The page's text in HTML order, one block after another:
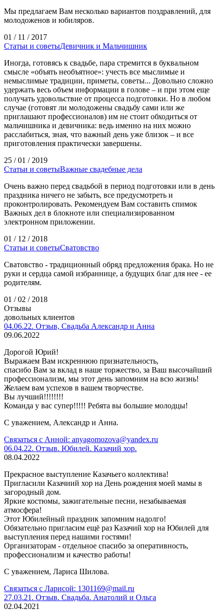
Мы предлагаем Вам несколько вариантов поздравлений, для
молодоженов и юбиляров.
01 / 11 / 2017
Статьи и советыДевичник и Мальчишник
Иногда, готовясь к свадьбе, пара стремится в буквальном
смысле «объять необъятное»: учесть все мыслимые и
немыслимые традиции, приметы, советы... Довольно сложно
удержать весь объем информации в голове – и при этом еще
получать удовольствие от процесса подготовки. Но в любом
случае (готовят ли молодожены свадьбу сами или же
приглашают профессионалов) им не стоит обходиться от
мальчишника и девичника: ведь именно на них можно
расслабиться, зная, что важный день уже близок – и все
приготовления практически завершены.
25 / 01 / 2019
Статьи и советыВажные свадебные дела
Очень важно перед свадьбой в период подготовки или в день
праздника ничего не забыть, все предусмотреть и
проконтролировать. Рекомендуем Вам составить спимок
Важных дел в блокноте или специализированном
электронном приложении.
01 / 12 / 2018
Статьи и советыСватовство
Сватовство - традиционный обряд предложения брака. Но не
руки и сердца самой избраннице, а будущих благ для нее - ее
родителям.
01 / 02 / 2018
Отзывы
довольных клиентов
04.06.22. Отзыв, Свадьба Александр и Анна
09.06.2022
Дорогой Юрий!
Выражаем Вам искреннюю признательность,
спасибо Вам за вклад в наше торжество, за Ваш высочайший
профессионализм, мы этот день запомним на всю жизнь!
Желаем вам успехов в вашем творчестве.
Вы лучший!!!!!!!!
Команда у вас супер!!!!! Ребята вы большие молодцы!
С уважением, Александр и Анна.
Связаться с Анной: anyagomozova@yandex.ru
06.04.22. Отзыв. Юбилей. Казачий хор.
08.04.2022
Прекрасное выступление Казачьего коллектива!
Пригласили Казачиий хор на День рождения моей мамы в
загородный дом.
Яркие костюмы, зажигательные песни, незабываемая
атмосфера!
Этот Юбилейный праздник запомним надолго!
Обязательно пригласим ещё раз Казачий хор на Юбилей для
выступления перед нашими гостями!
Организаторам - отдельное спасибо за оперативность,
профессионализм и качество работы!
С уважением, Лариса Шилова.
Связаться с Ларисой: 1301169@mail.ru
27.03.21. Отзыв. Свадьба. Анатолий и Ольга
02.04.2021